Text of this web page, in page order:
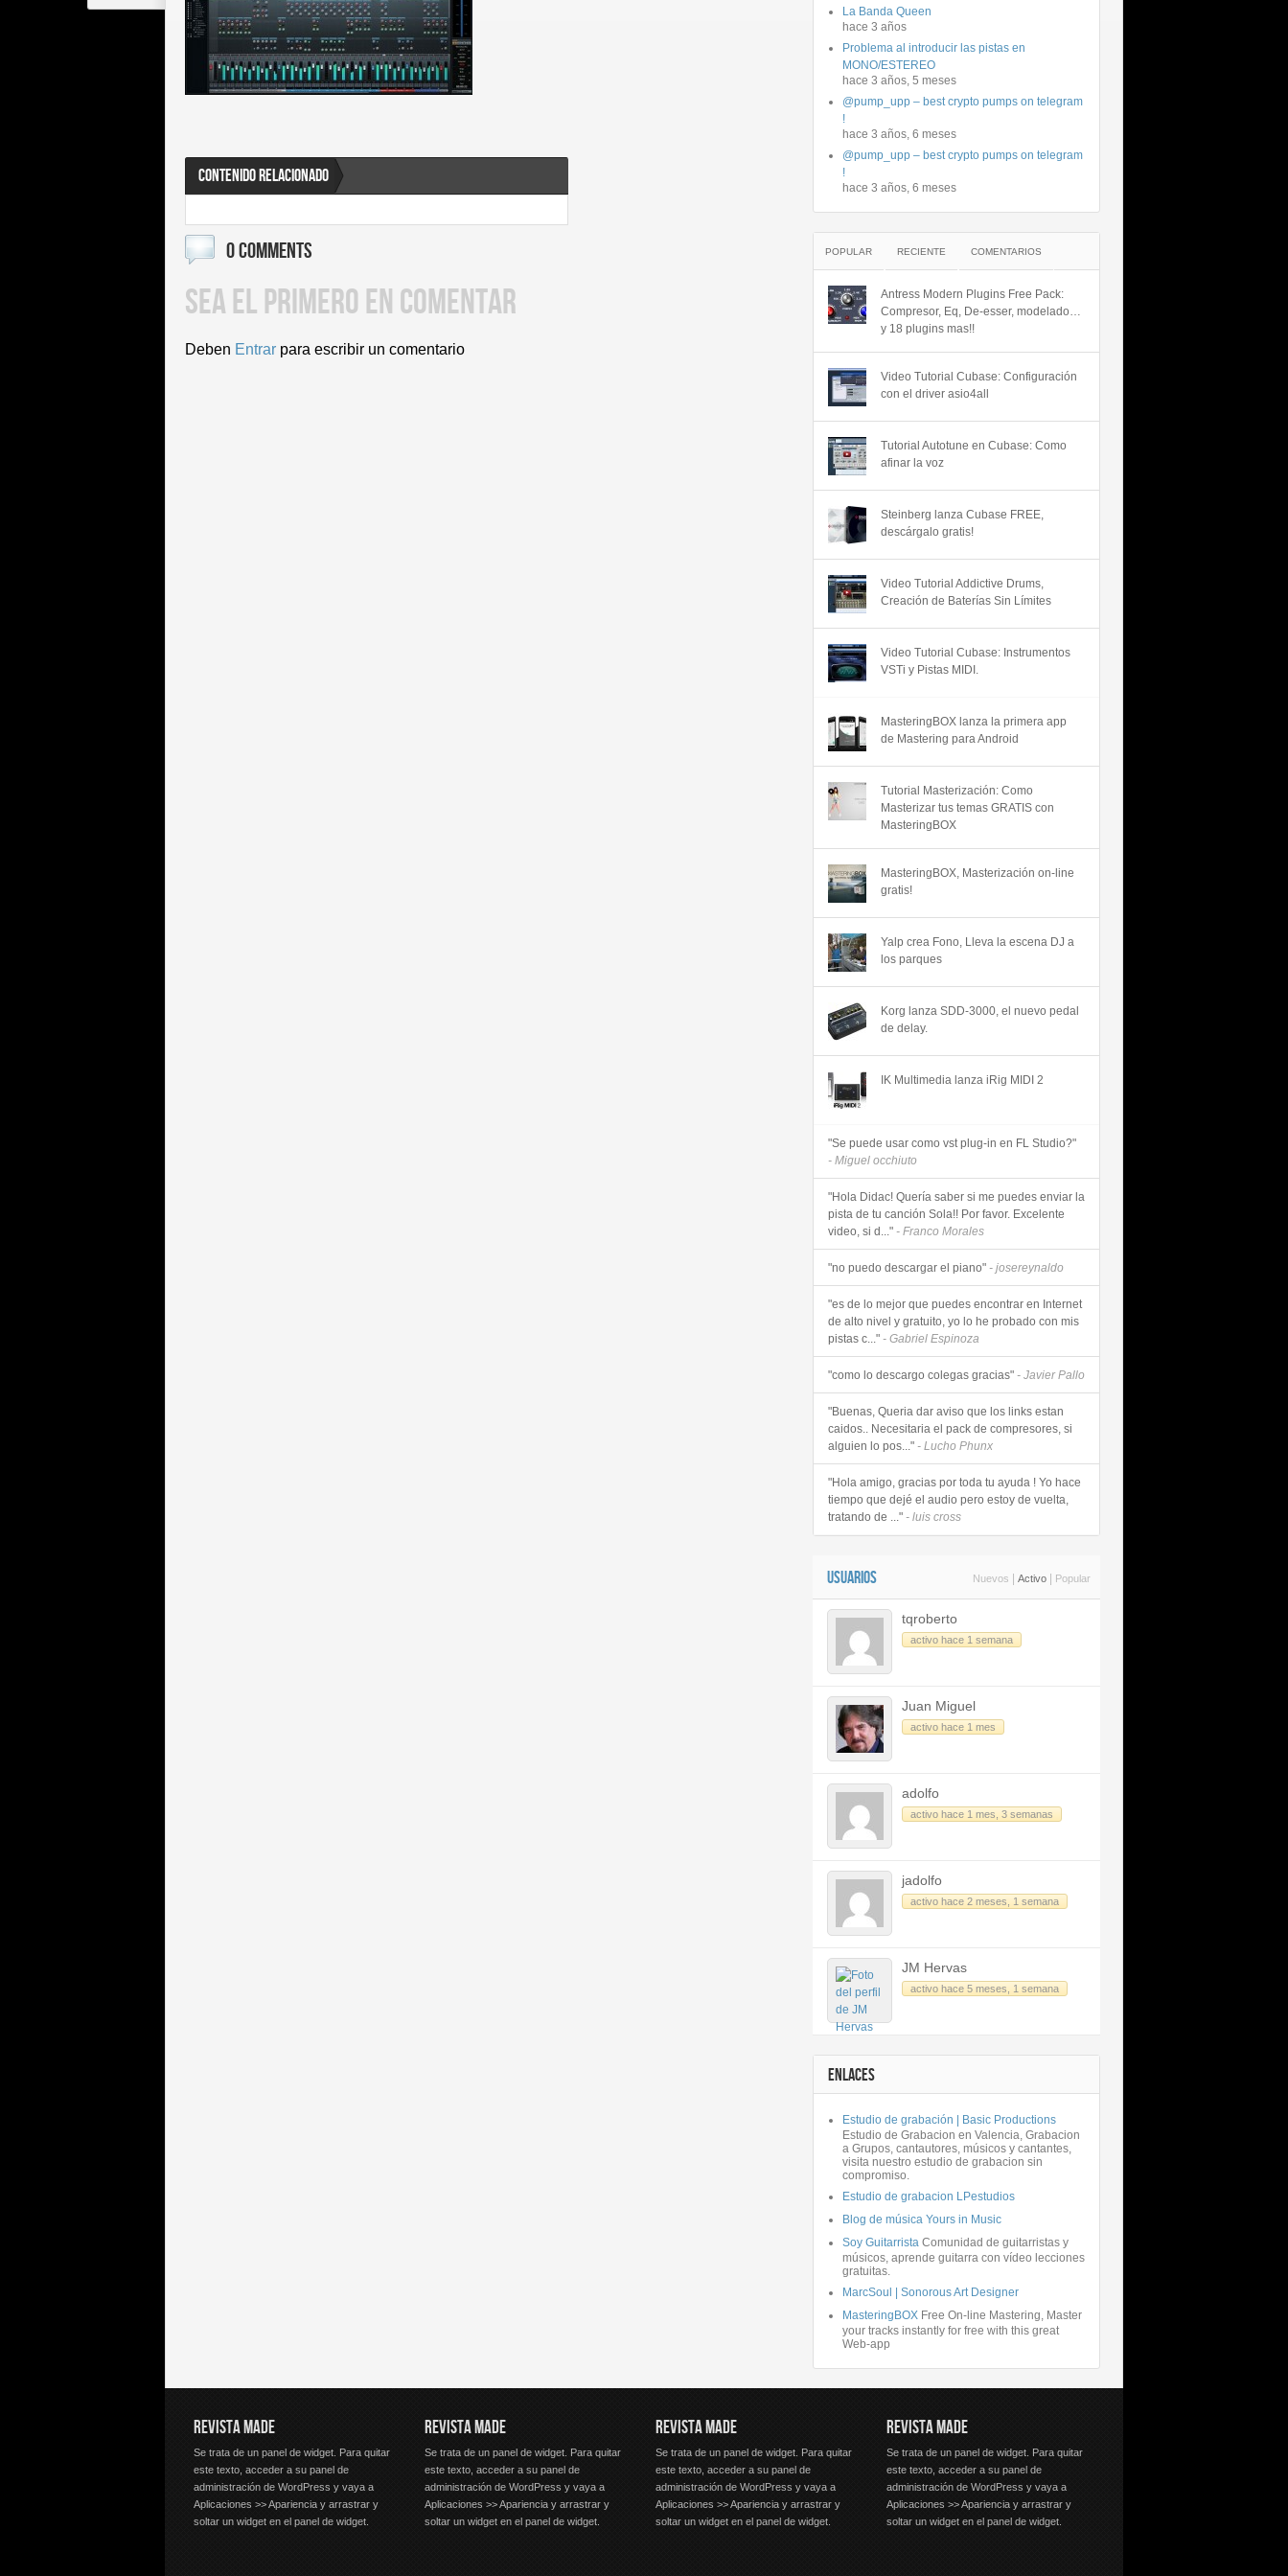
CONTENIDO RELACIONADO
0 COMMENTS
SEA EL PRIMERO EN COMENTAR
Deben Entrar para escribir un comentario
La Banda Queen
hace 3 años
Problema al introducir las pistas en
MONO/ESTEREO
hace 3 años, 5 meses
@pump_upp – best crypto pumps on telegram
!
hace 3 años, 6 meses
@pump_upp – best crypto pumps on telegram
!
hace 3 años, 6 meses
POPULAR RECIENTE COMENTARIOS
Antress Modern Plugins Free Pack:
Compresor, Eq, De-esser, modelado…
y 18 plugins mas!!
Video Tutorial Cubase: Configuración
con el driver asio4all
Tutorial Autotune en Cubase: Como
afinar la voz
Steinberg lanza Cubase FREE,
descárgalo gratis!
Video Tutorial Addictive Drums,
Creación de Baterías Sin Límites
Video Tutorial Cubase: Instrumentos
VSTi y Pistas MIDI.
MasteringBOX lanza la primera app
de Mastering para Android
Tutorial Masterización: Como
Masterizar tus temas GRATIS con
MasteringBOX
MasteringBOX, Masterización on-line
gratis!
Yalp crea Fono, Lleva la escena DJ a
los parques
Korg lanza SDD-3000, el nuevo pedal
de delay.
IK Multimedia lanza iRig MIDI 2
"Se puede usar como vst plug-in en FL Studio?"
- Miguel occhiuto
"Hola Didac! Quería saber si me puedes enviar la
pista de tu canción Sola!! Por favor. Excelente
video, si d..." - Franco Morales
"no puedo descargar el piano" - josereynaldo
"es de lo mejor que puedes encontrar en Internet
de alto nivel y gratuito, yo lo he probado con mis
pistas c..." - Gabriel Espinoza
"como lo descargo colegas gracias" - Javier Pallo
"Buenas, Queria dar aviso que los links estan
caidos.. Necesitaria el pack de compresores, si
alguien lo pos..." - Lucho Phunx
"Hola amigo, gracias por toda tu ayuda ! Yo hace
tiempo que dejé el audio pero estoy de vuelta,
tratando de ..." - luis cross
USUARIOS Nuevos Activo Popular
tqroberto
activo hace 1 semana
Juan Miguel
activo hace 1 mes
adolfo
activo hace 1 mes, 3 semanas
jadolfo
activo hace 2 meses, 1 semana
JM Hervas
activo hace 5 meses, 1 semana
ENLACES
Estudio de grabación | Basic Productions
Estudio de Grabacion en Valencia, Grabacion
a Grupos, cantautores, músicos y cantantes,
visita nuestro estudio de grabacion sin
compromiso.
Estudio de grabacion LPestudios
Blog de música Yours in Music
Soy Guitarrista Comunidad de guitarristas y
músicos, aprende guitarra con vídeo lecciones
gratuitas.
MarcSoul | Sonorous Art Designer
MasteringBOX Free On-line Mastering, Master
your tracks instantly for free with this great
Web-app
REVISTA MADE
Se trata de un panel de widget. Para quitar
este texto, acceder a su panel de
administración de WordPress y vaya a
Aplicaciones >> Apariencia y arrastrar y
soltar un widget en el panel de widget.
REVISTA MADE
Se trata de un panel de widget. Para quitar
este texto, acceder a su panel de
administración de WordPress y vaya a
Aplicaciones >> Apariencia y arrastrar y
soltar un widget en el panel de widget.
REVISTA MADE
Se trata de un panel de widget. Para quitar
este texto, acceder a su panel de
administración de WordPress y vaya a
Aplicaciones >> Apariencia y arrastrar y
soltar un widget en el panel de widget.
REVISTA MADE
Se trata de un panel de widget. Para quitar
este texto, acceder a su panel de
administración de WordPress y vaya a
Aplicaciones >> Apariencia y arrastrar y
soltar un widget en el panel de widget.